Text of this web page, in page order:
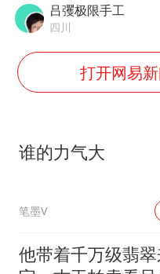
苏
“
吕彏极限手工
四川
打开网易
谁的力气大
笔墨V
他带着千万级翡